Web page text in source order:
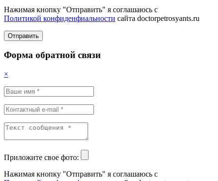
Нажимая кнопку "Отправить" я соглашаюсь с
Политикой конфиденфиальности сайта doctorpetrosyants.ru
Отправить
Форма обратной связи
×
Приложите свое фото:
Нажимая кнопку "Отправить" я соглашаюсь с